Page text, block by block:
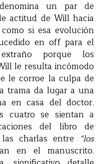
un par de
actitud de Will hacia
si esa evolución
en off para el
porque los
le resulta incómodo
le corroe la culpa de
trama da lugar a una
en casa del doctor.
cuatro se sientan a
del libro de
charlas entre “los
en el manuscrito.